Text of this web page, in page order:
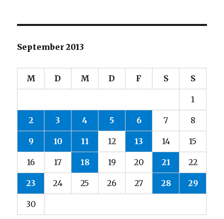
September 2013
M D M D F S S
1
2 3 4 5 6 7 8
9 10 11 12 13 14 15
16 17 18 19 20 21 22
23 24 25 26 27 28 29
30